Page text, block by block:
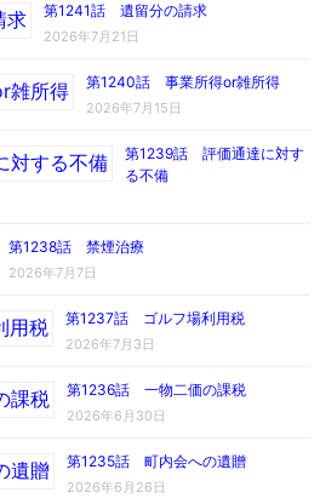
第1241話 遺留分の請求
2026年7月21日
第1240話 事業所得or雑所得
2026年7月15日
第1239話 評価通達に対す
る不備
第1238話 禁煙治療
2026年7月7日
第1237話 ゴルフ場利用税
2026年7月3日
第1236話 一物二価の課税
2026年6月30日
第1235話 町内会への遺贈
2026年6月26日